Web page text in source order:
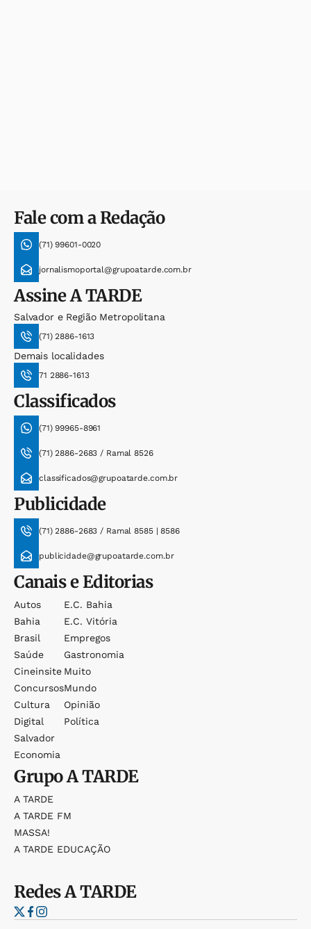
Fale com a Redação
(71) 99601-0020
jornalismoportal@grupoatarde.com.br
AssineA TARDE
Salvador e Região Metropolitana
(71) 2886-1613
Demais localidades
71 2886-1613
Classificados
(71) 99965-8961
(71) 2886-2683 / Ramal 8526
classificados@grupoatarde.com.br
Publicidade
(71) 2886-2683 / Ramal 8585 | 8586
publicidade@grupoatarde.com.br
Canais e Editorias
Autos
Bahia
Brasil
Saúde
Cineinsite
Concursos
Cultura
Digital
Salvador
Economia
E.c. Bahia
E.c. Vitória
Empregos
Gastronomia
Muito
Mundo
Opinião
Política
GrupoA TARDE
A TARDE
A TARDE FM
MASSA!
A TARDE EDUCAÇÃO
RedesA TARDE